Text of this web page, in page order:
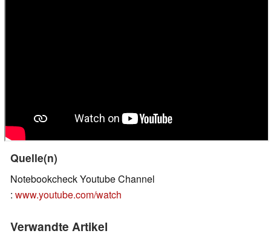
Quelle(n)
Notebookcheck Youtube Channel
: www.youtube.com/watch
Verwandte Artikel